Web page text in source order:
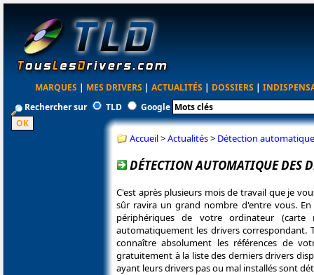
MARQUES | MES DRIVERS | ACTUALITÉS | DOSSIERS |
Rechercher sur
TLD Google
Accueil>Actualités> Détection
DÉTECTION AUTOMATIQUE DES
C'est après plusieurs mois de travail que je
sûr ravira un grand nombre d'entre vous.
périphériques de votre ordinateur
automatiquement les drivers correspondant.
connaître absolument les références de
gratuitement à la liste des derniers drivers
ayant leurs drivers pas ou mal installés sont